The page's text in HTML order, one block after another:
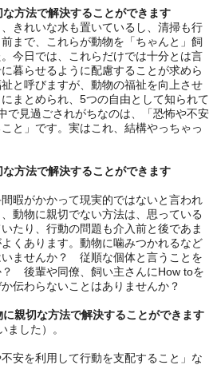
方法で解決することができます
きれいな水も置いているし、清掃も行
まで、これらが動物を「ちゃんと」飼
今日では、これらだけでは十分とは言
暮らせるように配慮することが求めら
と呼びますが、動物の福祉を向上させ
まとめられ、5つの自由として知られて
で見過ごされがちなのは、「恐怖や不安
と」です。実はこれ、結構やっちゃっ
方法で解決することができます
暇がかかって現実的ではないと言われ
動物に親切でない方法は、思っている
たり、行動の問題も介入前と後であま
くあります。動物に噛みつかれるなど
ませんか？ 従順な個体と言うことを
後輩や同僚、飼い主さんにHow toを
伝わらないことはありませんか？
親切な方法で解決することができます
ました）。
安を利用して行動を支配すること」な